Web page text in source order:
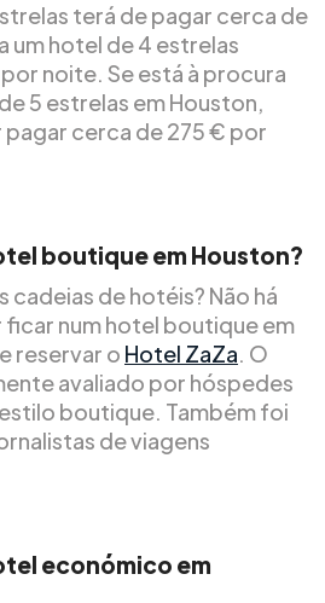
terá de pagar cerca de
um hotel de 4 estrelas
noite. Se está à procura
5 estrelas em Houston,
cerca de 275 € por
boutique em Houston?
cadeias de hotéis? Não há
ficar num hotel boutique em
reservar o Hotel ZaZa. O
avaliado por hóspedes
boutique. Também foi
de viagens
económico em